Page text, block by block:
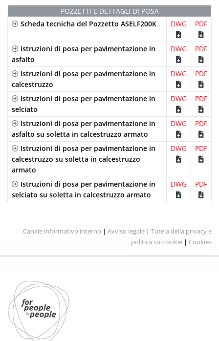
bulloni
per ml
POZZETTI E DETTAGLI DI POSA
Scheda tecnicha del Pozzetto ASELF200K
DWG PDF
Istruzioni di posa per pavimentazione in
asfalto
DWG PDF
Istruzioni di posa per pavimentazione in
calcestruzzo
DWG PDF
Istruzioni di posa per pavimentazione in
selciato
DWG PDF
Istruzioni di posa per pavimentazione in
asfalto su soletta in calcestruzzo armato
DWG PDF
Istruzioni di posa per pavimentazione in
calcestruzzo su soletta in calcestruzzo
armato
DWG PDF
Istruzioni di posa per pavimentazione in
selciato su soletta in calcestruzzo armato
DWG PDF
Canale informativo interno | Avviso legale | Tutela della privacy e
politica sui cookie | Cookies